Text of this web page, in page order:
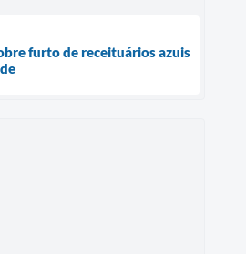
furto de receituários azuis